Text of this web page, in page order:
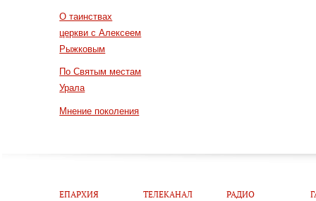
О таинствах
церкви с Алексеем
Рыжковым
По Святым местам
Урала
Мнение поколения
ЕПАРХИЯ
ТЕЛЕКАНАЛ
РАДИО